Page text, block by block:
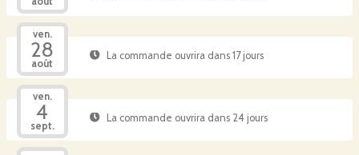
ven.
28
août
La commande ouvrira dans 17 jours
ven.
4
sept.
La commande ouvrira dans 24 jours